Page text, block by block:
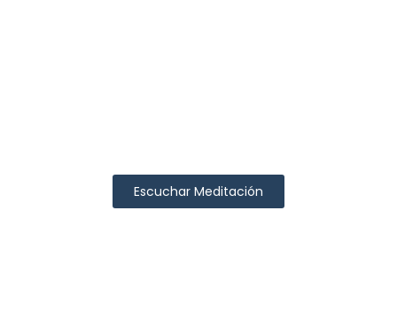
Escuchar Meditación